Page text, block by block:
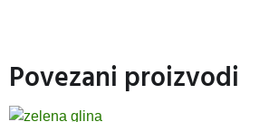
Povezani proizvodi